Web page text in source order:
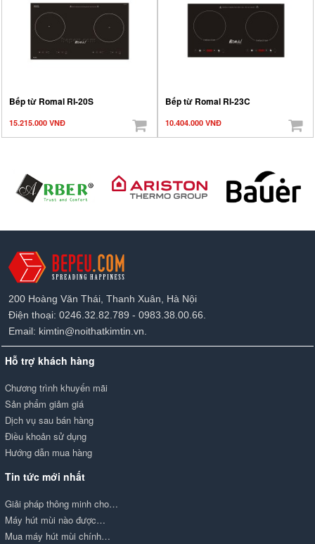
Bếp từ Romal RI-20S
15.215.000 VNĐ
Bếp từ Romal RI-23C
10.404.000 VNĐ
200 Hoàng Văn Thái, Thanh Xuân, Hà Nội
Điện thoại: 0246.32.82.789 - 0983.38.00.66.
Email: kimtin@noithatkimtin.vn.
Hỗ trợ khách hàng
Chương trình khuyến mãi
Sản phẩm giảm giá
Dịch vụ sau bán hàng
Điều khoản sử dụng
Hướng dẫn mua hàng
Tin tức mới nhất
Giải pháp thông minh cho…
Máy hút mùi nào được…
Mua máy hút mùi chính…